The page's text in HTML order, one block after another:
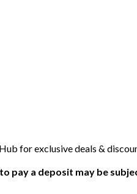
for exclusive deals &
pay a deposit may be